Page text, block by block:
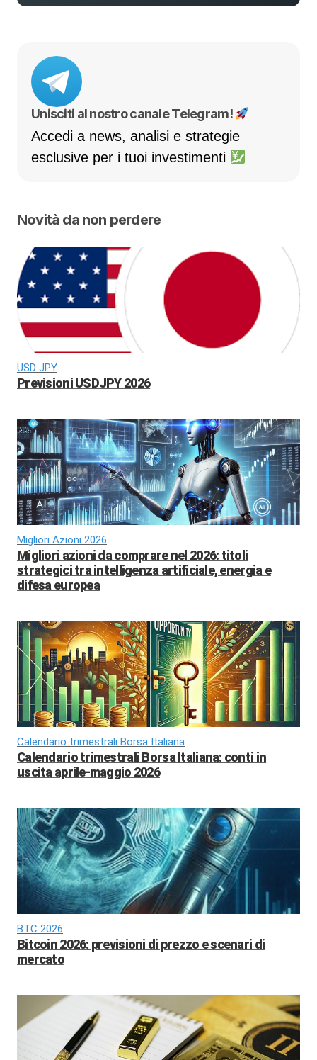
Unisciti al nostro canale Telegram!
Accedi a news, analisi e strategie
esclusive per i tuoi investimenti
Novità da non perdere
USD JPY
Previsioni USDJPY 2026
Migliori Azioni 2026
Migliori azioni da comprare nel 2026: titoli
strategici tra intelligenza artificiale, energia e
difesa europea
Calendario trimestrali Borsa Italiana
Calendario trimestrali Borsa Italiana: conti in
uscita aprile-maggio 2026
BTC 2026
Bitcoin 2026: previsioni di prezzo e scenari di
mercato